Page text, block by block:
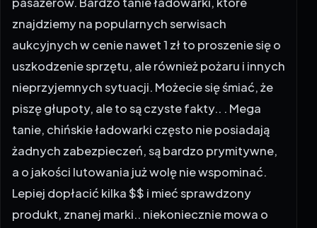
znajdziemy na popularnych serwisach
aukcyjnych w cenie nawet 1 zł to proszenie się o
uszkodzenie sprzętu, ale również pożaru i innych
nieprzyjemnych sytuacji. Możecie się śmiać, że
piszę głupoty, ale to są czyste fakty.. . Mega
tanie, chińskie ładowarki często nie posiadają
żadnych zabezpieczeń, są bardzo prymitywne,
a o jakości lutowania już wolę nie wspominać.
Lepiej dopłacić kilka $$ i mieć sprawdzony
produkt, znanej marki.. niekoniecznie mowa o
NAVITELu, bo znajdziecie wiele podobnych